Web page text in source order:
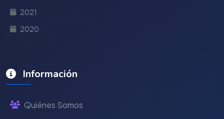
2021
2020
Información
Quiénes Somos